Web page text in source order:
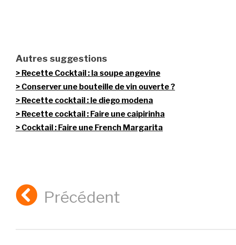
Autres suggestions
Recette Cocktail : la soupe angevine
Conserver une bouteille de vin ouverte ?
Recette cocktail : le diego modena
Recette cocktail : Faire une caipirinha
Cocktail : Faire une French Margarita
Précédent